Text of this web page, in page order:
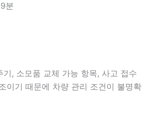
분
, 소모품 교체 가능 항목, 사고 접수
이기 때문에 차량 관리 조건이 불명확